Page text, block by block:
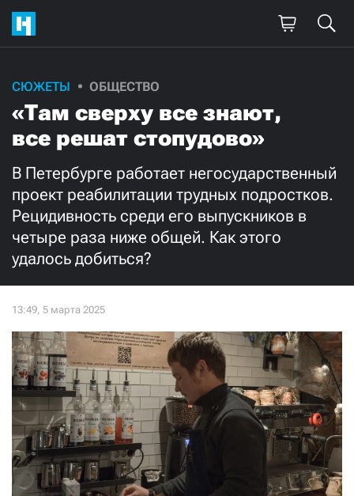
СЮЖЕТЫ ОБЩЕСТВО
«Там сверху все знают,
все решат стопудово»
В Петербурге работает негосударственный
проект реабилитации трудных подростков.
Рецидивность среди его выпускников в
четыре раза ниже общей. Как этого
удалось добиться?
Поддержите
нашу работу!
Ежемесячно Разово
3000 1000
500 300
Нажимая кнопку «Стать соучастником»,
я принимаю условия и подтверждаю свое гражданство РФ
СТАТЬ СОУЧАСТНИКОМ
ПОДЕЛИТЬСЯ С ДРУЗЬЯМИ
Если у вас есть вопросы, пишите donate@novayagazeta.ruили
звоните:
+7 (929) 612-03-68